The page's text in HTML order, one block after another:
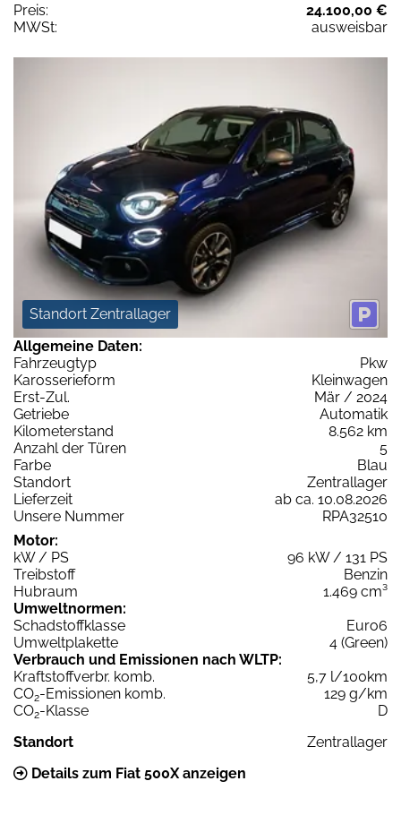
Preis:
24.100,00 €
MWSt:
ausweisbar
Standort Zentrallager
Allgemeine Daten:
Fahrzeugtyp
Pkw
Karosserieform
Kleinwagen
Erst-Zul.
Mär / 2024
Getriebe
Automatik
Kilometerstand
8.562 km
Anzahl der Türen
5
Farbe
Blau
Standort
Zentrallager
Lieferzeit
ab ca. 10.08.2026
Unsere Nummer
RPA32510
Motor:
kW / PS
96 kW / 131 PS
Treibstoff
Benzin
Hubraum
1.469 cm³
Umweltnormen:
Schadstoffklasse
Euro6
Umweltplakette
4 (Green)
Verbrauch und Emissionen nach WLTP:
Kraftstoffverbr. komb.
5,7 l/100km
CO2-Emissionen komb.
129 g/km
CO2-Klasse
D
Standort
Zentrallager
Details zum Fiat 500X anzeigen